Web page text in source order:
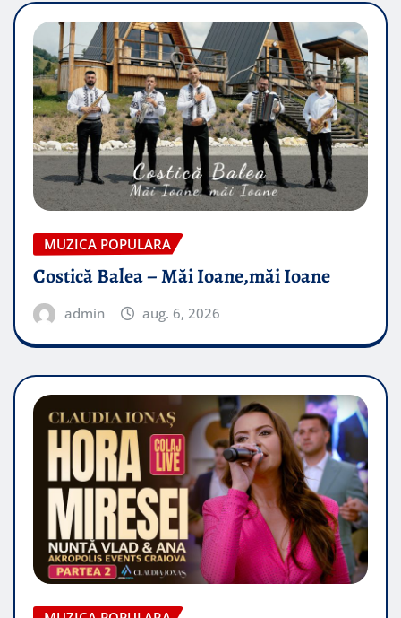
MUZICA POPULARA
Costică Balea – Măi Ioane,măi Ioane
admin aug. 6, 2026